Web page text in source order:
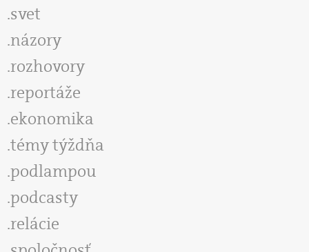
svet
názory
rozhovory
reportáže
ekonomika
témy týždňa
podlampou
podcasty
relácie